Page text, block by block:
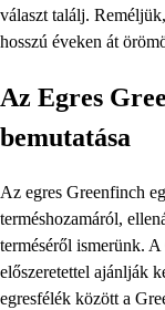
választ találj.
hosszú éveken át
Az Egres
bemutatása
Az egres Greenfinch
terméshozamáról,
terméséről ismerünk.
előszeretettel ajánlják
egresfélék között a